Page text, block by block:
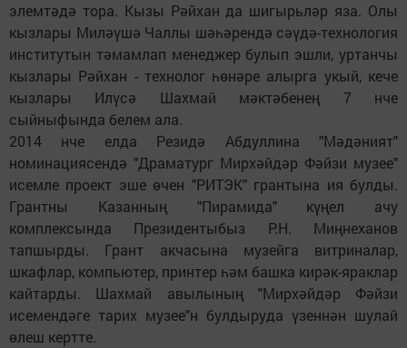
элемтәдә тора. Кызы Рәйхан да шигырьләр яза. Олы
кызлары Миләүшә Чаллы шәһәрендә сәүдә-технология
институтын тәмамлап менеджер булып эшли, уртанчы
кызлары Рәйхан - технолог һөнәре алырга укый, кече
кызлары Илүсә Шахмай мәктәбенең 7 нче
сыйныфында белем ала.
2014 нче елда Резидә Абдуллина "Мәдәният"
номинациясендә "Драматург Мирхәйдәр Фәйзи музее"
исемле проект эше өчен "РИТЭК" грантына ия булды.
Грантны Казанның "Пирамида" күңел ачу
комплексында Президентыбыз Р.Н. Миңнеханов
тапшырды. Грант акчасына музейга витриналар,
шкафлар, компьютер, принтер һәм башка кирәк-яраклар
кайтарды. Шахмай авылының "Мирхәйдәр Фәйзи
исемендәге тарих музее"н булдыруда үзеннән шулай
өлеш кертте.